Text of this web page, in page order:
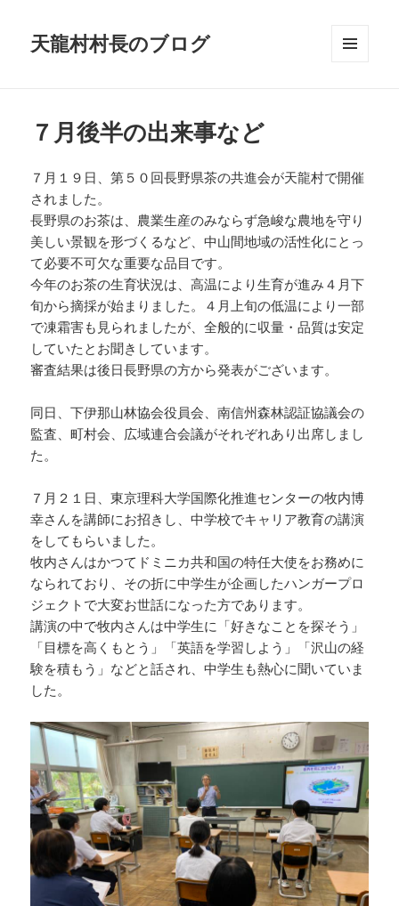
天龍村村長のブログ
７月後半の出来事など
７月１９日、第５０回長野県茶の共進会が天龍村で開催
されました。
長野県のお茶は、農業生産のみならず急峻な農地を守り
美しい景観を形づくるなど、中山間地域の活性化にとっ
て必要不可欠な重要な品目です。
今年のお茶の生育状況は、高温により生育が進み４月下
旬から摘採が始まりました。４月上旬の低温により一部
で凍霜害も見られましたが、全般的に収量・品質は安定
していたとお聞きしています。
審査結果は後日長野県の方から発表がございます。
同日、下伊那山林協会役員会、南信州森林認証協議会の
監査、町村会、広域連合会議がそれぞれあり出席しまし
た。
７月２１日、東京理科大学国際化推進センターの牧内博
幸さんを講師にお招きし、中学校でキャリア教育の講演
をしてもらいました。
牧内さんはかつてドミニカ共和国の特任大使をお務めに
なられており、その折に中学生が企画したハンガープロ
ジェクトで大変お世話になった方であります。
講演の中で牧内さんは中学生に「好きなことを探そう」
「目標を高くもとう」「英語を学習しよう」「沢山の経
験を積もう」などと話され、中学生も熱心に聞いていま
した。